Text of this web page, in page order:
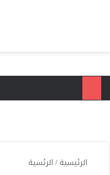
الرئيسية/الرئسية